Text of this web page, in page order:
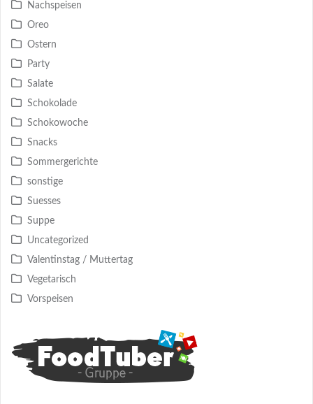
Nachspeisen
Oreo
Ostern
Party
Salate
Schokolade
Schokowoche
Snacks
Sommergerichte
sonstige
Suesses
Suppe
Uncategorized
Valentinstag / Muttertag
Vegetarisch
Vorspeisen